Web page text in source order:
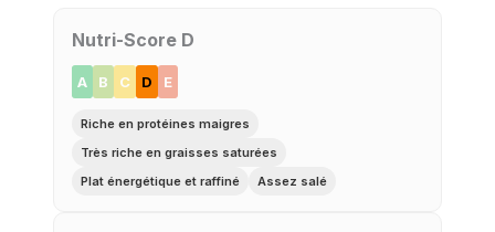
Nutri-Score D
A B C D E
Riche en protéines maigres
Très riche en graisses saturées
Plat énergétique et raffiné
Assez salé